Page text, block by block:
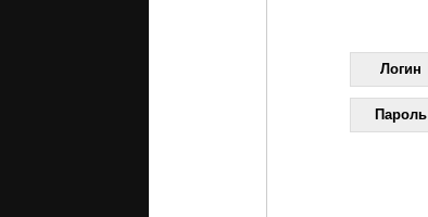
Логин
Пароль